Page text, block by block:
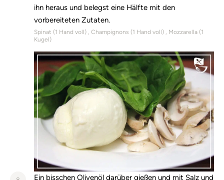
ihn heraus und belegst eine Hälfte mit den
vorbereiteten Zutaten.
Spinat (1 Hand voll) Champignons (1 Hand voll) Mozzarella (1
Kugel)
Ein bisschen Olivenöl darüber gießen und mit Salz und